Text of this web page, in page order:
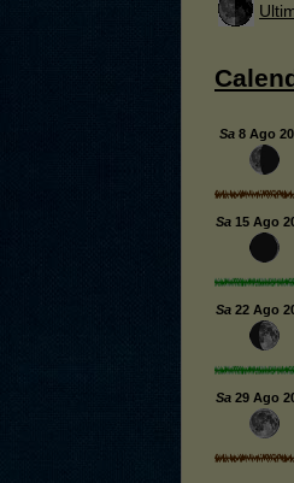
Sa 8 Ago
Sa 15 Ago
Sa 22 Ago
Sa 29 Ago